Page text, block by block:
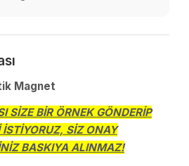
Magnet
SİZE BİR ÖRNEK GÖNDERİP
SİZ ONAY
BASKIYA ALINMAZ!